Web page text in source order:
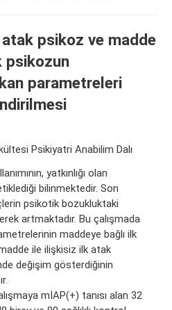
psikoz ve madde
psikozun
parametreleri
Psikiyatri Anabilim Dalı
yatkınlığı olan
bilinmektedir. Son
psikotik bozukluktaki
artmaktadır. Bu çalışmada
maddeye bağlı ilk
ile ilişkisiz ilk atak
değişim gösterdiğinin
mİAP(+) tanısı alan 32